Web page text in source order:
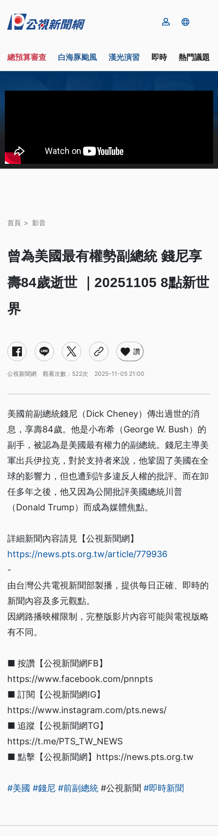
總預算審查 白海豚颱風 漢光演習 即時 熱門議題
首頁 影音
曾為美國最有權勢副總統 錢尼享
壽84歲逝世 ｜20251105 8點新世
界
讚
公視新聞網 觀看次數：522次 2025-11-05 21:00
美國前副總統錢尼（Dick Cheney）傳出過世的消
息，享壽84歲。他是小布希（George W. Bush）的
副手，被認為是美國最有權力的副總統。錢尼主導美
軍出兵伊拉克，對於支持者來說，他鞏固了美國在全
球的影響力，但也遭到許多違反人權的批評。而在卸
任多年之後，他又因為公開批評美國總統川普
（Donald Trump）而成為媒體焦點。
詳細新聞內容請見【公視新聞網】
https://news.pts.org.tw/article/779936
-
由台灣公共電視新聞部製播，提供每日正確、即時的
新聞內容及多元觀點。
因網路播映權限制，完整版影片內容可能與電視版略
有不同。
■ 按讚【公視新聞網FB】
https://www.facebook.com/pnnpts
■ 訂閱【公視新聞網IG】
https://www.instagram.com/pts.news/
■ 追蹤【公視新聞網TG】
https://t.me/PTS_TW_NEWS
■ 點擊【公視新聞網】https://news.pts.org.tw
#美國 #錢尼 #前副總統 #公視新聞 #即時新聞